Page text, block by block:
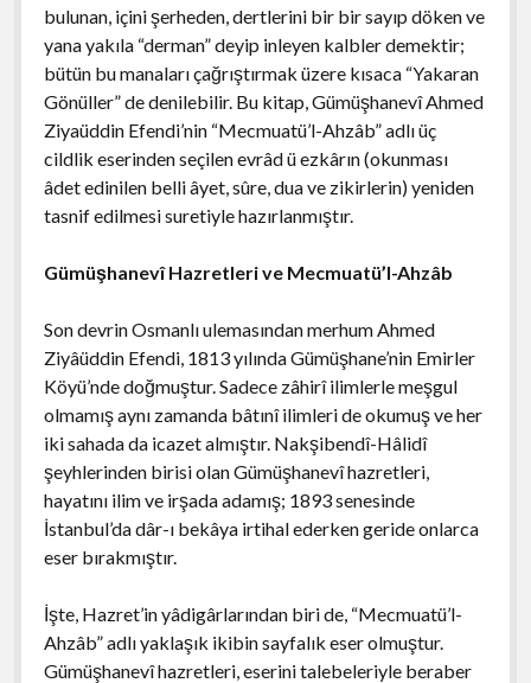
bulunan, içini şerheden, dertlerini bir bir sayıp döken ve
yana yakıla “derman” deyip inleyen kalbler demektir;
bütün bu manaları çağrıştırmak üzere kısaca “Yakaran
Gönüller” de denilebilir. Bu kitap, Gümüşhanevî Ahmed
Ziyaüddin Efendi’nin “Mecmuatü’l-Ahzâb” adlı üç
cildlik eserinden seçilen evrâd ü ezkârın (okunması
âdet edinilen belli âyet, sûre, dua ve zikirlerin) yeniden
tasnif edilmesi suretiyle hazırlanmıştır.
Gümüşhanevî Hazretleri ve Mecmuatü’l-Ahzâb
Son devrin Osmanlı ulemasından merhum Ahmed
Ziyâüddin Efendi, 1813 yılında Gümüşhane’nin Emirler
Köyü’nde doğmuştur. Sadece zâhirî ilimlerle meşgul
olmamış aynı zamanda bâtınî ilimleri de okumuş ve her
iki sahada da icazet almıştır. Nakşibendî-Hâlidî
şeyhlerinden birisi olan Gümüşhanevî hazretleri,
hayatını ilim ve irşada adamış; 1893 senesinde
İstanbul’da dâr-ı bekâya irtihal ederken geride onlarca
eser bırakmıştır.
İşte, Hazret’in yâdigârlarından biri de, “Mecmuatü’l-
Ahzâb” adlı yaklaşık ikibin sayfalık eser olmuştur.
Gümüşhanevî hazretleri, eserini talebeleriyle beraber